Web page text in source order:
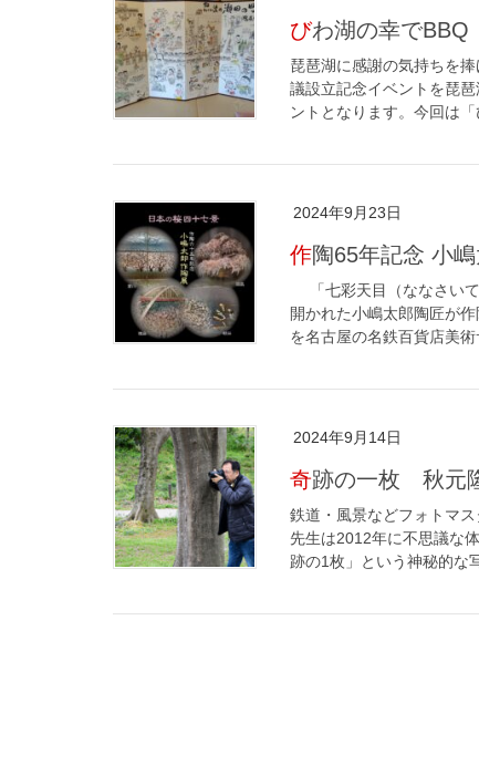
びわ湖の幸でBBQ
琵琶湖に感謝の気持ちを
議設立記念イベントを琵
ントとなります。今回は
2024年9月23日
作陶65年記念 小
「七彩天目（ななさいて
開かれた小嶋太郎陶匠が
を名古屋の名鉄百貨店美
2024年9月14日
奇跡の一枚 秋
鉄道・風景などフォトマ
先生は2012年に不思議な
跡の1枚」という神秘的